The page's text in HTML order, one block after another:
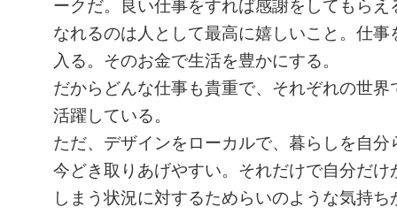
ークだ。良い仕事をすれば感謝をしてもらえ
なれるのは人として最高に嬉しいこと。仕事
入る。そのお金で生活を豊かにする。
だからどんな仕事も貴重で、それぞれの世界
活躍している。
ただ、デザインをローカルで、暮らしを自分
今どき取りあげやすい。それだけで自分だけ
しまう状況に対するためらいのような気持ち